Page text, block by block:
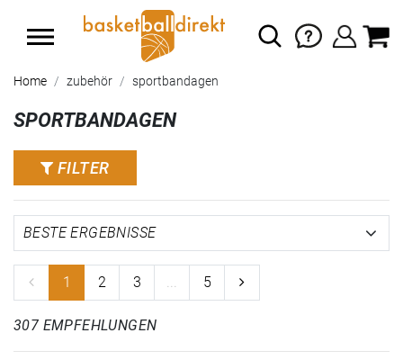
Home zubehör sportbandagen
SPORTBANDAGEN
FILTER
1 2 3 ... 5
307 EMPFEHLUNGEN